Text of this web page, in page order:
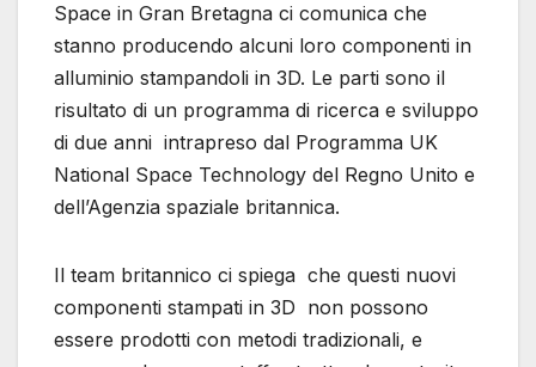
Space in Gran Bretagna ci comunica che
stanno producendo alcuni loro componenti in
alluminio stampandoli in 3D. Le parti sono il
risultato di un programma di ricerca e sviluppo
di due anni intrapreso dal Programma UK
National Space Technology del Regno Unito e
dell’Agenzia spaziale britannica.
Il team britannico ci spiega che questi nuovi
componenti stampati in 3D non possono
essere prodotti con metodi tradizionali, e